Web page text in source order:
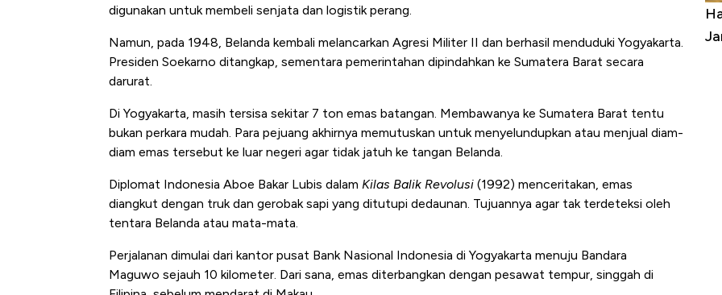
digunakan untuk membeli senjata dan logistik perang.
Namun, pada 1948, Belanda kembali melancarkan Agresi Militer II dan berhasil menduduki Yogyakarta.
Presiden Soekarno ditangkap, sementara pemerintahan dipindahkan ke Sumatera Barat secara
darurat.
Di Yogyakarta, masih tersisa sekitar 7 ton emas batangan. Membawanya ke Sumatera Barat tentu
bukan perkara mudah. Para pejuang akhirnya memutuskan untuk menyelundupkan atau menjual diam-
diam emas tersebut ke luar negeri agar tidak jatuh ke tangan Belanda.
Diplomat Indonesia Aboe Bakar Lubis dalam Kilas Balik Revolusi (1992) menceritakan, emas
diangkut dengan truk dan gerobak sapi yang ditutupi dedaunan. Tujuannya agar tak terdeteksi oleh
tentara Belanda atau mata-mata.
Perjalanan dimulai dari kantor pusat Bank Nasional Indonesia di Yogyakarta menuju Bandara
Maguwo sejauh 10 kilometer. Dari sana, emas diterbangkan dengan pesawat tempur, singgah di
5 Raja Ekonomi Indonesia: Maaf, Gak
Ada Jawa!
Yen - Ringgit Kompak Menguat